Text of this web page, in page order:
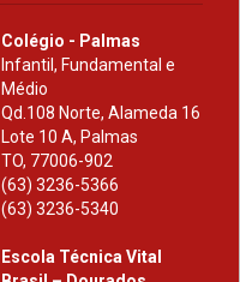
Colégio - Palmas
Infantil, Fundamental e
Médio
Qd.108 Norte, Alameda 16
Lote 10 A, Palmas
TO, 77006-902
(63) 3236-5366
(63) 3236-5340
Escola Técnica Vital